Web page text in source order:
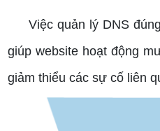
Việc quản lý DNS
giúp website hoạt động
giảm thiểu các sự cố liên